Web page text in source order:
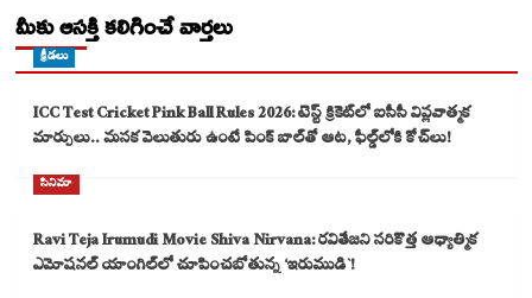
మీకు ఆసక్తి కలిగించే వార్తలు
క్రీడలు
ICC Test Cricket Pink Ball Rules 2026: టెస్ట్ క్రికెట్‌లో ఐసీసీ విప్లవాత్మక
మార్పులు.. మసక వెలుతురు ఉంటే పింక్ బాల్‌తో ఆట, ఫీల్డ్‌లోకి కోచ్‌లు!
సినిమా
Ravi Teja Irumudi Movie Shiva Nirvana: రవితేజని సరికొత్త ఆధ్యాత్మిక
ఎమోషనల్ యాంగిల్‌లో చూపించబోతున్న ‘ఇరుముడి`!